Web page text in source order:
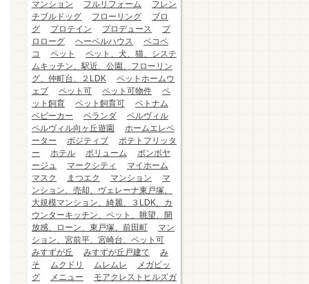
マンション フルリフォーム
フレン
チブルドッグ
フローリング
ブロ
グ
プロテイン プロデュース
プ
ロローグ
ヘーベルハウス
ペコペ
コ
ペット
ペット、犬、猫、システ
ムキッチン、駅近、公園、フローリン
グ、仲町台、２LDK
ペットホームウ
ェブ
ペット可 ペット可物件
ペ
ット飼育
ペット飼育可
ベトナム
ベビーカー
ベランダ
ベルヴィル
ベルヴィル向ヶ丘遊園
ホームエレベ
ーター
ポジティブ
ポテトフリッタ
ー
ホテル ボリューム
ボンボヤ
ージュ
マークシティ
マイホーム
マスク
まつエク マンション
マ
ンション、売却、ヴェレーナ東戸塚、
大規模マンション、綺麗、３LDK、カ
ウンターキッチン、ペット、眺望、開
放感、ローン、東戸塚、前田町
マン
ション、宮前平、宮崎台、ペット可
みすずが丘
みすずが丘戸建て
み
そ
ムクドリ ムレムレ
メガビッ
グ
メニュー
モアクレストヒルズガ